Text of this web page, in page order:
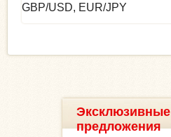
GBP/USD, EUR/JPY
Эксклюзивные
предложения